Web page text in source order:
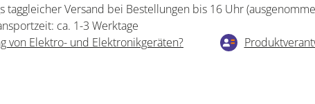
taggleicher Versand bei Bestellungen bis 16 Uhr
ca. 1-3 Werktage
von Elektro- und Elektronikgeräten?